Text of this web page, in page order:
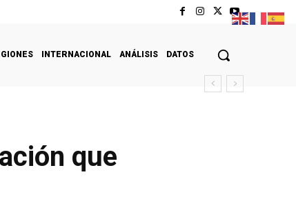
INTERNACIONAL ANÁLISIS DATOS
que